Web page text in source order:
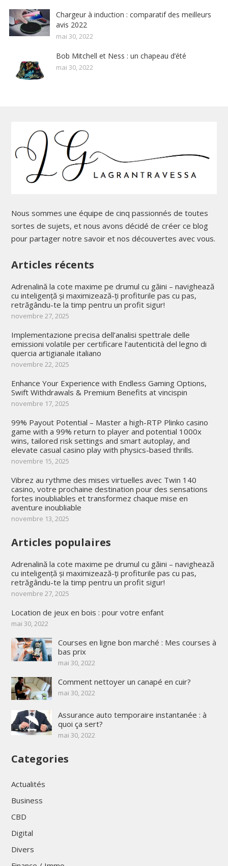
Chargeur à induction : comparatif des meilleurs
avis 2022
mai 30, 2022
Bob Mitchell et Ness : un chapeau d’été
mai 30, 2022
Nous sommes une équipe de cinq passionnés de toutes
sortes de sujets, et nous avons décidé de créer ce blog
pour partager notre savoir et nos découvertes avec vous.
Articles récents
Adrenalină la cote maxime pe drumul cu găini – navighează
cu inteligență și maximizează-ți profiturile pas cu pas,
retrăgându-te la timp pentru un profit sigur!
novembre 27, 2025
Implementazione precisa dell’analisi spettrale delle
emissioni volatile per certificare l’autenticità del legno di
quercia artigianale italiano
novembre 22, 2025
Enhance Your Experience with Endless Gaming Options,
Swift Withdrawals & Premium Benefits at vincispin
novembre 17, 2025
99% Payout Potential – Master a high-RTP Plinko casino
game with a 99% return to player and potential 1000x
wins, tailored risk settings and smart autoplay, and
elevate casual casino play with physics-based thrills.
novembre 15, 2025
Vibrez au rythme des mises virtuelles avec Twin 140
casino, votre prochaine destination pour des sensations
fortes inoubliables et transformez chaque mise en
aventure inoubliable
novembre 13, 2025
Articles populaires
Adrenalină la cote maxime pe drumul cu găini – navighează
cu inteligență și maximizează-ți profiturile pas cu pas,
retrăgându-te la timp pentru un profit sigur!
novembre 27, 2025
Location de jeux en bois : pour votre enfant
mai 30, 2022
Courses en ligne bon marché : Mes courses à
bas prix
mai 30, 2022
Comment nettoyer un canapé en cuir?
mai 30, 2022
Assurance auto temporaire instantanée : à
quoi ça sert?
mai 30, 2022
Categories
Actualités
Business
CBD
Digital
Divers